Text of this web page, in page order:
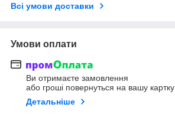
Всі умови доставки
Умови оплати
Ви отримаєте замовлення
або гроші повернуться на вашу картку
Детальніше